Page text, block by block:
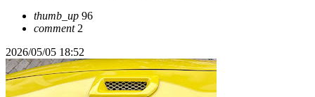
thumb_up 96
comment2
2026/05/05 18:52